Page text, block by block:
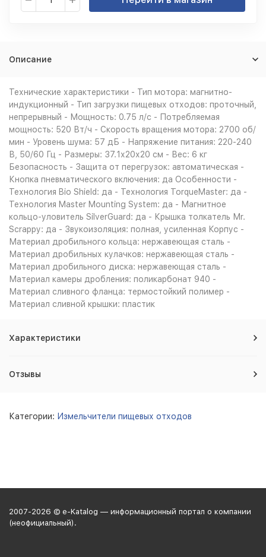
Описание
Технические характеристики - Тип мотора: магнитно-
индукционный - Тип загрузки пищевых отходов: проточный,
непрерывный - Мощность: 0.75 л/с - Потребляемая
мощность: 520 Вт/ч - Скорость вращения мотора: 2700 об/
мин - Уровень шума: 57 дБ - Напряжение питания: 220-240
В, 50/60 Гц - Размеры: 37.1х20х20 см - Вес: 6 кг
Безопасность - Защита от перегрузок: автоматическая -
Кнопка пневматического включения: да Особенности -
Технология Bio Shield: да - Технология TorqueMaster: да -
Технология Master Mounting System: да - Магнитное
кольцо-уловитель SilverGuard: да - Крышка толкатель Мr.
Scrappy: да - Звукоизоляция: полная, усиленная Корпус -
Материал дробильного кольца: нержавеющая сталь -
Материал дробильных кулачков: нержавеющая сталь -
Материал дробильного диска: нержавеющая сталь -
Материал камеры дробления: поликарбонат 940 -
Материал сливного фланца: термостойкий полимер -
Материал сливной крышки: пластик
Характеристики
Отзывы
Категории: Измельчители пищевых отходов
2007-2026 © e-Katalog — информационный портал о компании
(неофициальный).